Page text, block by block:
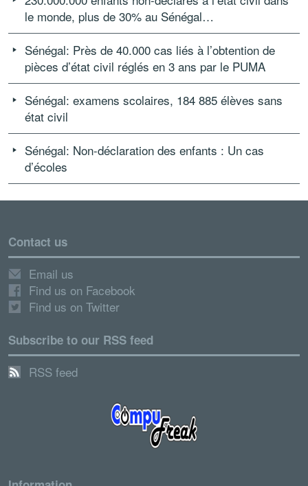
le monde, plus de 30% au Sénégal…
Sénégal: Près de 40.000 cas liés à l’obtention de
pièces d’état civil réglés en 3 ans par le PUMA
Sénégal: examens scolaires, 184 885 élèves sans
état civil
Sénégal: Non-déclaration des enfants : Un cas
d’écoles
Contact us
Email us
Find us on Facebook
Find us on Twitter
Subscribe to our RSS feed
RSS feed